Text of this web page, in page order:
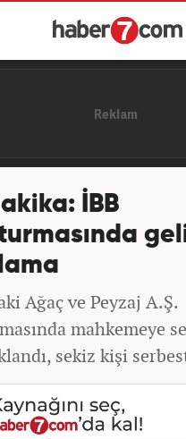
İBB
Ağaç ve Peyzaj A.Ş.
mahkemeye
sekiz kişi